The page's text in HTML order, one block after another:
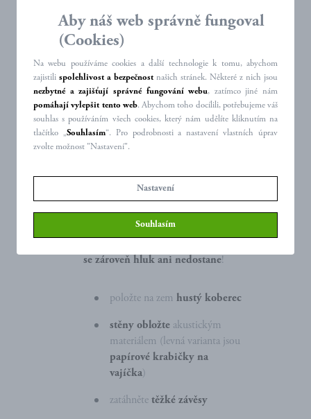
Špunty navíc využijete nejen v noci,
alei přes den, když se například
chcete soustředit na čtenínebo vás
nebaví poslouchat sousedskou hádku.
Odhlučněte celou vaši
ložnici
Zacpání uší ale není jediný způsob,
pozornost vybavení vaší ložnice.
Vytvořte si z nímísto, kam
se zároveň hluk ani nedostane!
položte na zem hustý koberec
stěny obložte akustickým
materiálem (levná varianta jsou
papírové krabičky na
vajíčka)
zatáhnětetěžké závěsy
Aby náš web správně fungoval
(Cookies)
Na webu používáme cookies a další technologie k tomu, abychom
zajistili spolehlivost a bezpečnost našich stránek. Některé z nich jsou
nezbytné a zajišťují správné fungování webu, zatímco jiné nám
pomáhají vylepšit tento web. Abychom toho docílili, potřebujeme váš
souhlas s používáním všech cookies, který nám udělíte kliknutím na
tlačítko „Souhlasím“. Pro podrobnosti a nastavení vlastních úprav
zvolte možnost "Nastavení".
Nastavení
Souhlasím